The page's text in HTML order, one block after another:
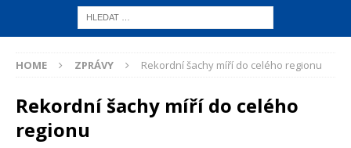
HOME ZPRÁVY Rekordní šachy míří do celého regionu
Rekordní šachy míří do celého
regionu